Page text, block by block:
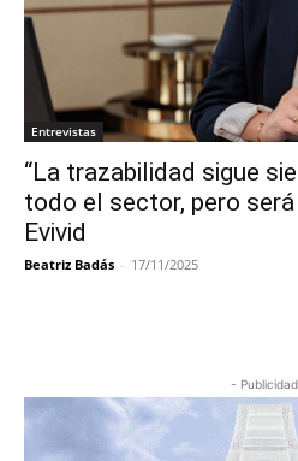
Entrevistas
“La trazabilidad sigue
todo el sector, pero
Evivid
Beatriz Badás - 17/11/2025
-